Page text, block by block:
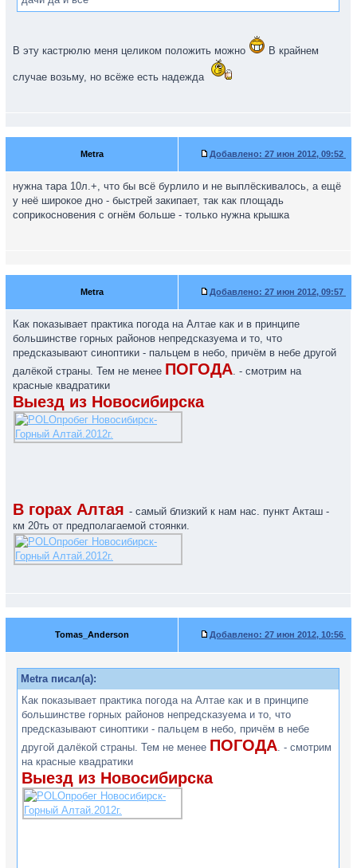
В эту кастрюлю меня целиком положить можно В крайнем
случае возьму, но всёже есть надежда
Metra Добавлено: 27 июн 2012, 09:52
нужна тара 10л.+, что бы всё бурлило и не выплёскивалось, а ещё
у неё широкое дно - быстрей закипает, так как площадь
соприкосновения с огнём больше - только нужна крышка
Metra Добавлено: 27 июн 2012, 09:57
Как показывает практика погода на Алтае как и в принципе
большинстве горных районов непредсказуема и то, что
предсказывают синоптики - пальцем в небо, причём в небе другой
далёкой страны. Тем не менее ПОГОДА. - смотрим на
красные квадратики
Выезд из Новосибирска
В горах Алтая - самый близкий к нам нас. пункт Акташ -
км 20ть от предполагаемой стоянки.
Tomas_Anderson Добавлено: 27 июн 2012, 10:56
Metra писал(а):
Как показывает практика погода на Алтае как и в принципе
большинстве горных районов непредсказуема и то, что
предсказывают синоптики - пальцем в небо, причём в небе
другой далёкой страны. Тем не менее ПОГОДА. - смотрим
на красные квадратики
Выезд из Новосибирска